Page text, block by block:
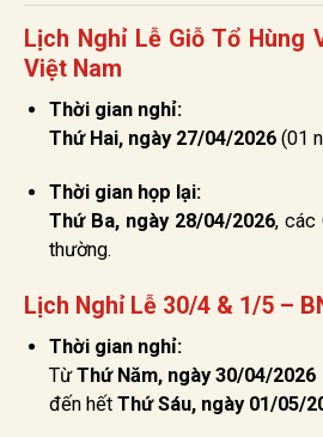
Lịch Nghỉ Lễ Giỗ Tổ Hùng
Việt Nam
Thời gian nghỉ:
Thứ Hai, ngày 27/04/2026 (01
Thời gian họp lại:
Thứ Ba, ngày 28/04/2026, các
thường.
Lịch Nghỉ Lễ 30/4 & 1/5 –
Thời gian nghỉ:
TừThứ Năm, ngày 30/04/2026
đến hếtThứ Sáu, ngày 01/05/